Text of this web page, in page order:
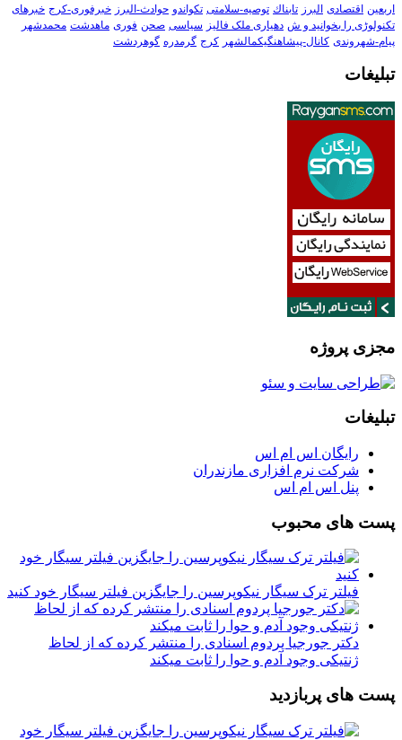
اربعین اقتصادی البرز تابناك توصیه-سلامتی تکواندو حوادث-البرز خبرفوری-کرج خبرهای
تکنولوڑی را بخوانید و ش دهیاری ملک فالیز سیاسی صحن فوری ماهدشت محمدشهر
پیام-شهروندی کانال-پیشاهنگیکمالشهر کرج گرمدره گوهردشت
تبلیغات
مجزی پروژه
تبلیغات
رایگان اس ام اس
شرکت نرم افزاری مازندران
پنل اس ام اس
پست های محبوب
فیلتر ترک سیگار نیکوپرسین را جایگزین فیلتر سیگار خود کنید
دکتر جورجیا پردوم اسنادی را منتشر کرده که از لحاظ
ژنتیکی وجود آدم و حوا را ثابت میکند
پست های پربازدید